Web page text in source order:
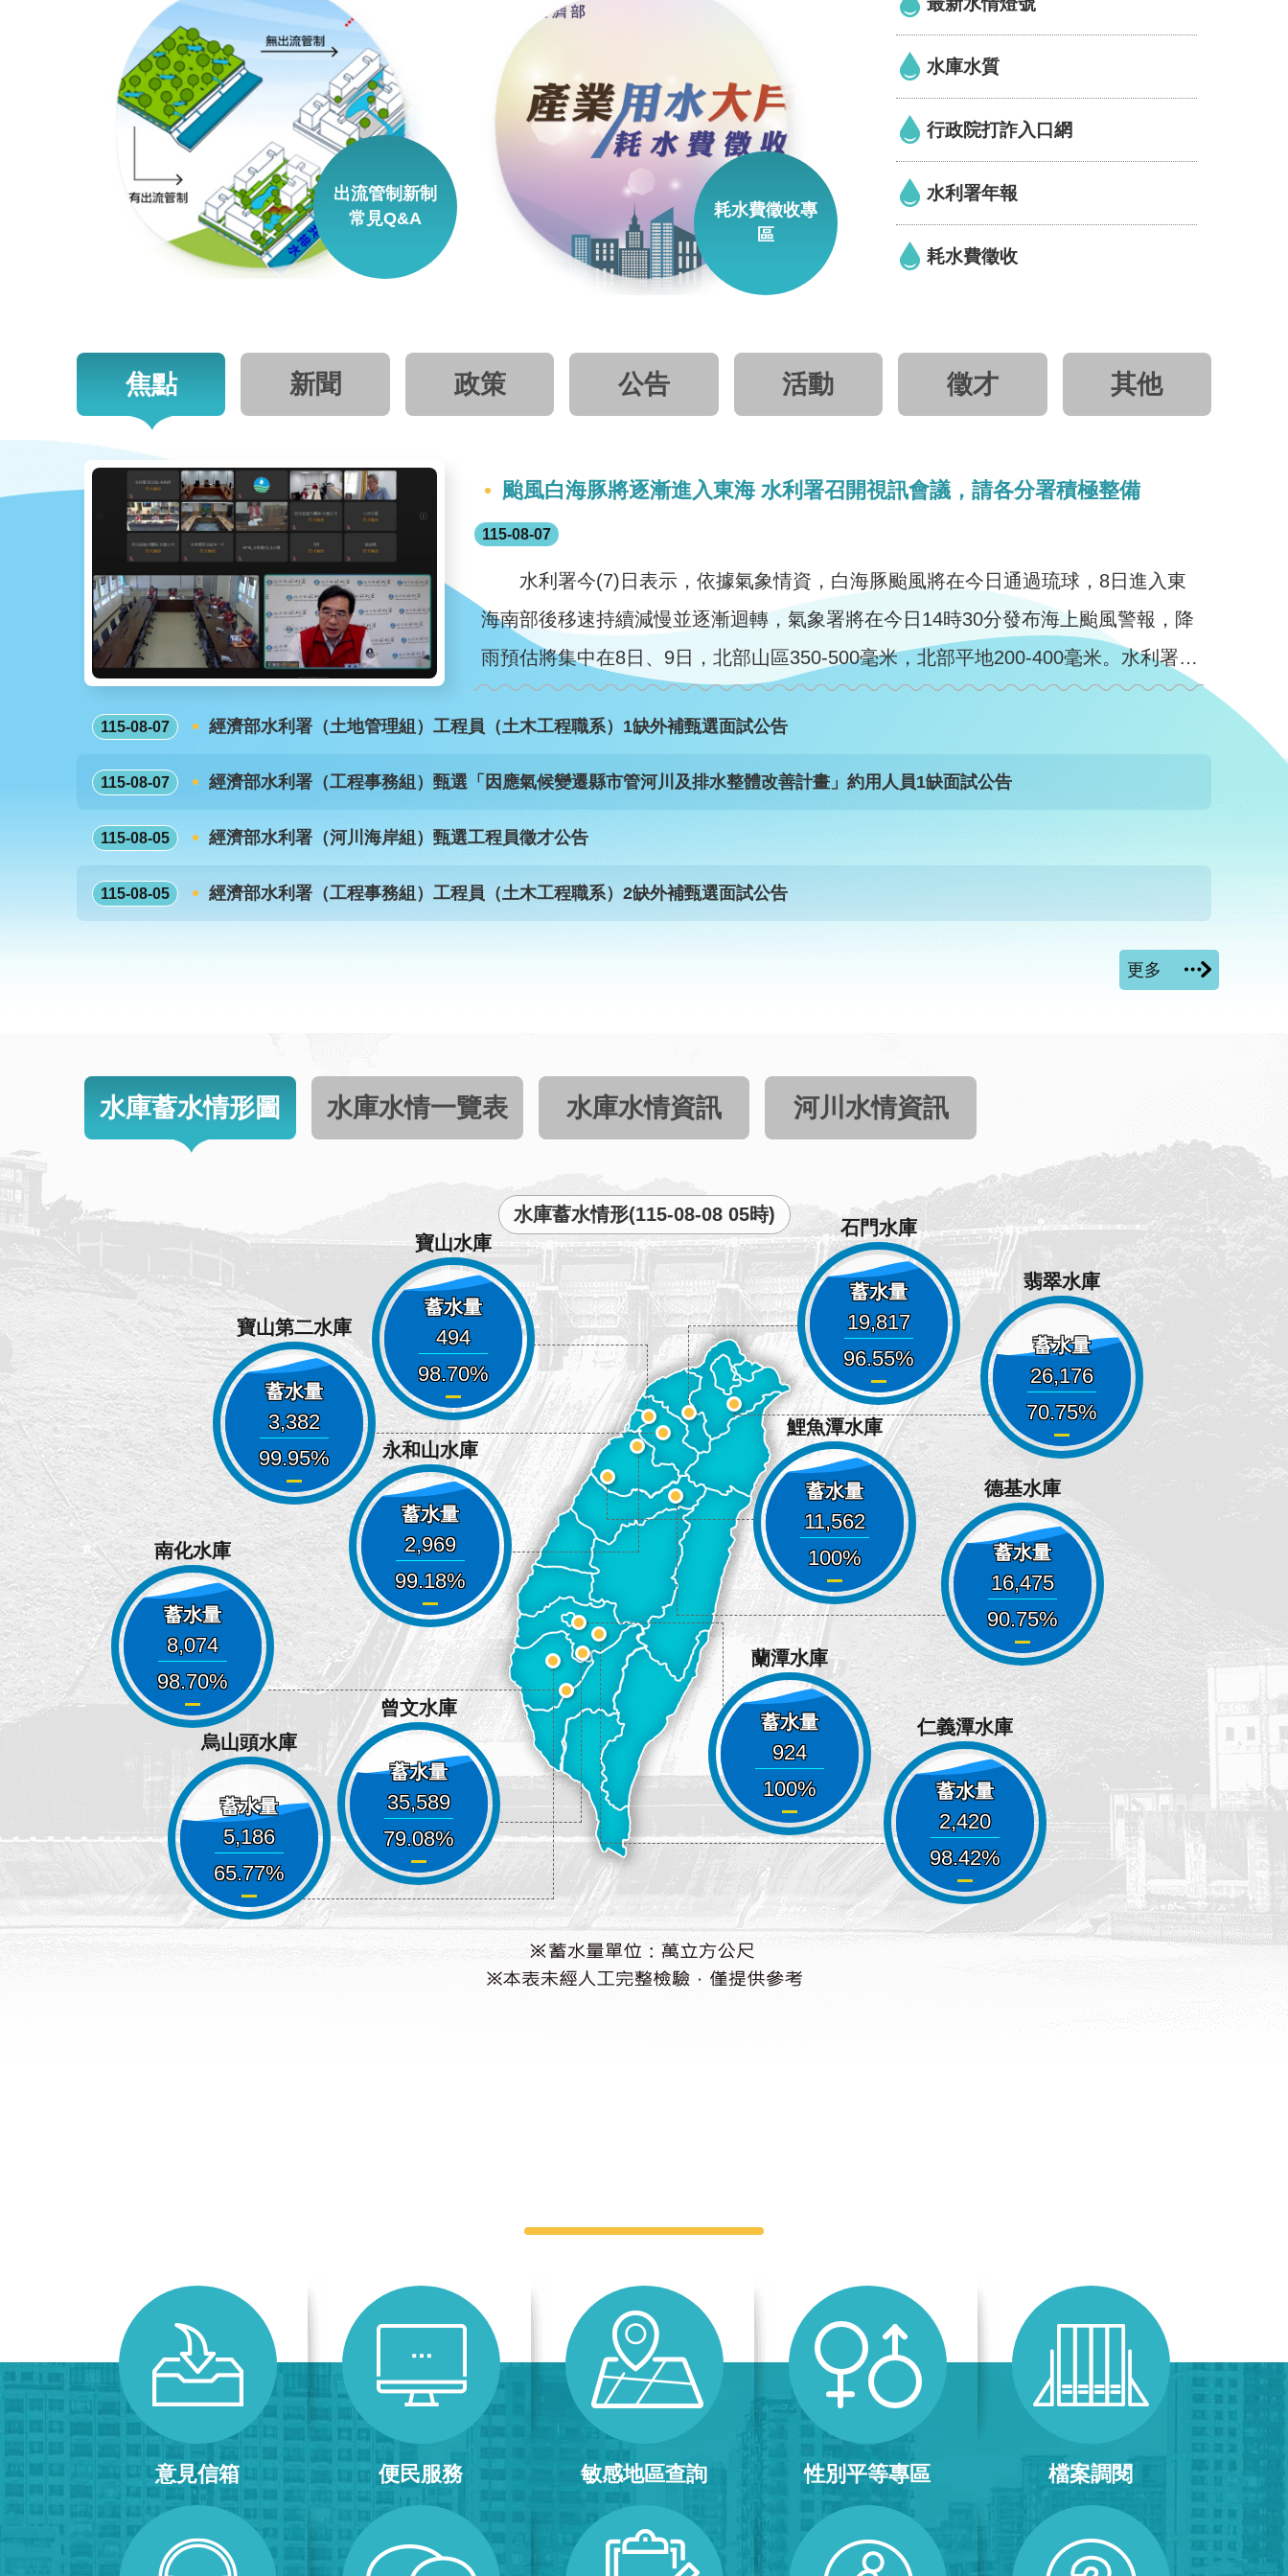
出流管制新制
常見Q&A
耗水費徵收專
區
水庫水質
行政院打詐入口網
水利署年報
耗水費徵收
焦點 新聞 政策 公告 活動 徵才 其他
颱風白海豚將逐漸進入東海 水利署召開視訊會議，請各分署積極整備
115-08-07
水利署今(7)日表示，依據氣象情資，白海豚颱風將在今日通過琉球，8日進入東
海南部後移速持續減慢並逐漸迴轉，氣象署將在今日14時30分發布海上颱風警報，降
雨預估將集中在8日、9日，北部山區350-500毫米，北部平地200-400毫米。水利署林
元鵬署長今日上午10時召開防汛整備視訊會議，邀集第一、 ...更多
115-08-07 經濟部水利署（土地管理組）工程員（土木工程職系）1缺外補甄選面試公告
115-08-07 經濟部水利署（工程事務組）甄選「因應氣候變遷縣市管河川及排水整體改善計畫」約用人員1缺面試公告
115-08-05 經濟部水利署（河川海岸組）甄選工程員徵才公告
115-08-05 經濟部水利署（工程事務組）工程員（土木工程職系）2缺外補甄選面試公告
更多
水庫蓄水情形圖 水庫水情一覽表 水庫水情資訊 河川水情資訊
水庫蓄水情形(115-08-08 05時)
石門水庫
蓄水量
19,817
96.55
翡翠水庫
蓄水量
26,176
70.75
寶山水庫
蓄水量
494
98.70
寶山第二水庫
蓄水量
3,382
99.95
永和山水庫
蓄水量
2,969
99.18
鯉魚潭水庫
蓄水量
11,562
100
德基水庫
蓄水量
16,475
90.75
蘭潭水庫
蓄水量
924
100
仁義潭水庫
蓄水量
2,420
98.42
烏山頭水庫
蓄水量
5,186
65.77
曾文水庫
蓄水量
35,589
79.08
南化水庫
蓄水量
8,074
98.70
意見信箱 便民服務 敏感地區查詢 性別平等專區 檔案調閱